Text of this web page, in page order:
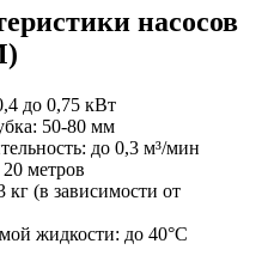
насосов
до 0,75 кВт
50-80 мм
до 0,3 м³/мин
метров
кг (в зависимости от
жидкости: до 40°C